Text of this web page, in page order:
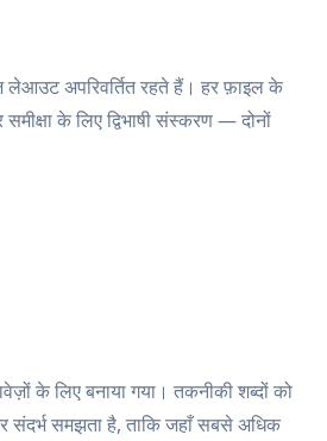
लेआउट अपरिवर्तित रहते हैं। हर फ़ाइल के
के लिए द्विभाषी संस्करण — दोनों
के लिए बनाया गया। तकनीकी शब्दों को
समझता है, ताकि जहाँ सबसे अधिक